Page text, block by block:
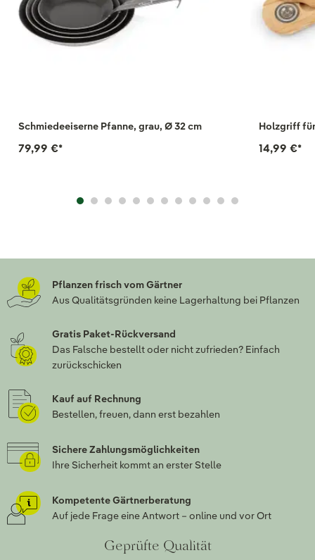
Schmiedeeiserne Pfanne, grau, Ø 32 cm
79,99 €*
Holzgriff
14,99 €*
Pflanzen frisch vom Gärtner
Aus Qualitätsgründen keine Lagerhaltung bei Pflanzen
Gratis Paket-Rückversand
Das Falsche bestellt oder nicht zufrieden? Einfach
zurückschicken
Kauf auf Rechnung
Bestellen, freuen, dann erst bezahlen
Sichere Zahlungsmöglichkeiten
Ihre Sicherheit kommt an erster Stelle
Kompetente Gärtnerberatung
Auf jede Frage eine Antwort – online und vor Ort
Geprüfte Qualität